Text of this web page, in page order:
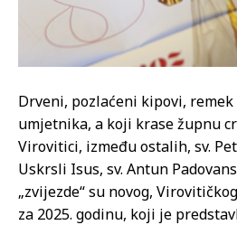
Drveni, pozlaćeni kipovi,
umjetnika, a koji krase župnu
Virovitici, između ostalih, sv.
Uskrsli Isus, sv. Antun
„zvijezde“ su novog,
za 2025. godinu, koji je